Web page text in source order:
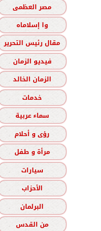
مصر العظمى
وا إسلاماه
مقال رئيس التحرير
فيديو الزمان
الزمان الخالد
خدمات
سماء عربية
رؤى و أحلام
مرأة و طفل
سيارات
الأحزاب
البرلمان
من القدس